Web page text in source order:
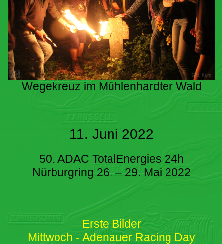
Wegekreuz im Mühlenhardter Wald
11. Juni 2022
50. ADAC TotalEnergies 24h
Nürburgring 26. – 29. Mai 2022
Erste Bilder
Mittwoch - Adenauer Racing Day